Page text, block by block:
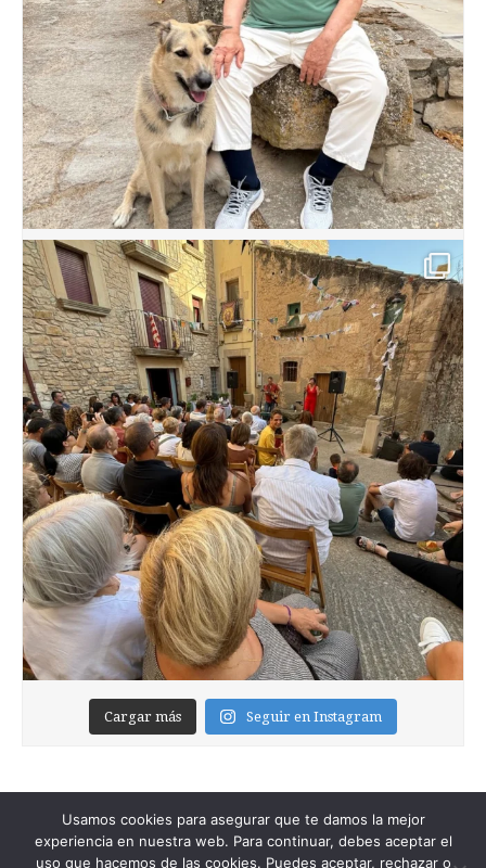
Cargar más Seguir en Instagram
Usamos cookies para asegurar que te damos la mejor
experiencia en nuestra web. Para continuar, debes aceptar el
uso que hacemos de las cookies. Puedes aceptar, rechazar o